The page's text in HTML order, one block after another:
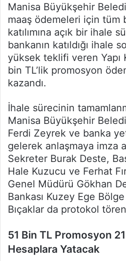
Manisa Büyükşehir
maaş ödemeleri için tüm
katılımına açık bir ihale
bankanın katıldığı ihale
yüksek teklifi veren Yapı
bin TL’lik promosyon
kazandı.
İhale sürecinin
Manisa Büyükşehir
Ferdi Zeyrek ve banka
gelerek anlaşmaya imza
Sekreter Burak Deste,
Hale Kuzucu ve Ferhat
Genel Müdürü Gökhan
Bankası Kuzey Ege
Bıçaklar da protokol
51 Bin TL Promosyon 21
Hesaplara Yatacak